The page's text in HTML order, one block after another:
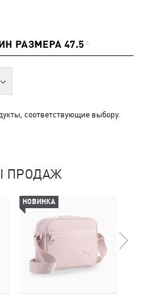
РАЗМЕРА 47.5 0
соответствующие выбору.
ПРОДАЖ
НОВИНКА